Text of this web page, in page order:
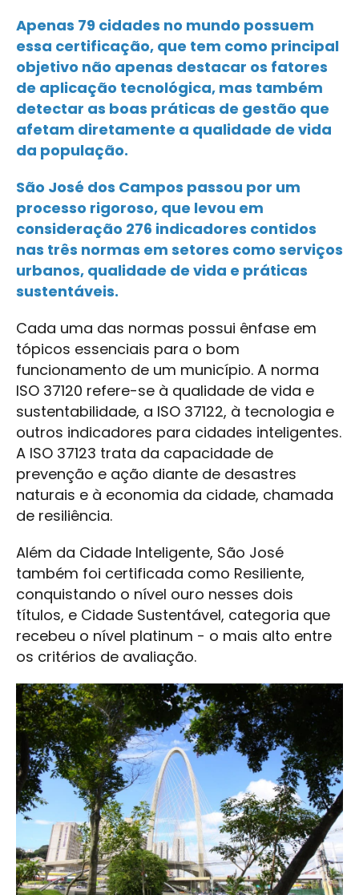
Apenas 79 cidades no mundo possuem
essa certificação, que tem como principal
objetivo não apenas destacar os fatores
de aplicação tecnológica, mas também
detectar as boas práticas de gestão que
afetam diretamente a qualidade de vida
da população.
São José dos Campos passou por um
processo rigoroso, que levou em
consideração 276 indicadores contidos
nas três normas em setores como serviços
urbanos, qualidade de vida e práticas
sustentáveis.
Cada uma das normas possui ênfase em
tópicos essenciais para o bom
funcionamento de um município. A norma
ISO 37120 refere-se à qualidade de vida e
sustentabilidade, a ISO 37122, à tecnologia e
outros indicadores para cidades inteligentes.
A ISO 37123 trata da capacidade de
prevenção e ação diante de desastres
naturais e à economia da cidade, chamada
de resiliência.
Além da Cidade Inteligente, São José
também foi certificada como Resiliente,
conquistando o nível ouro nesses dois
títulos, e Cidade Sustentável, categoria que
recebeu o nível platinum - o mais alto entre
os critérios de avaliação.